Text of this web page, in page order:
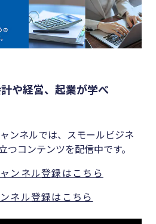
や経営、起業が学べ
ンネルでは、スモールビジネ
コンテンツを配信中です。
ンネル登録はこちら
ネル登録はこちら